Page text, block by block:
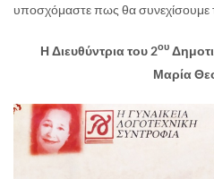
υποσχόμαστε πως θα συνεχίσουμε
Η Διευθύντρια του 2ου
Μαρία